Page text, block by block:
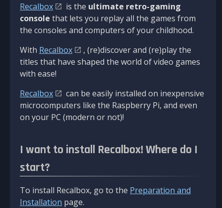
Recalbox is the ultimate retro-gaming
console that lets you replay all the games from
the consoles and computers of your childhood.
With Recalbox
, (re)discover and (re)play the
titles that have shaped the world of video games
with ease!
Recalbox
can be easily installed on inexpensive
microcomputers like the Raspberry Pi, and even
on your PC (modern or not)!
I want to install Recalbox! Where do I
start?
To install Recalbox, go to the Preparation and
Installation page.